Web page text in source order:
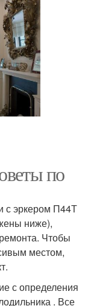
по
с эркером П44Т
ниже),
Чтобы
местом,
с определения
. Все